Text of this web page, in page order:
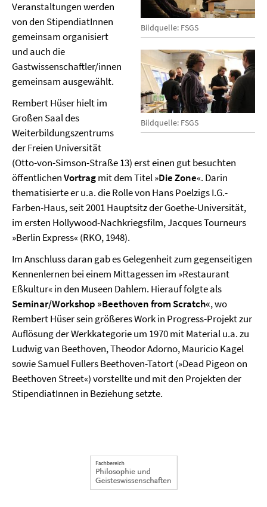
Bildquelle: FSGS
Bildquelle: FSGS
Veranstaltungen werden
von den StipendiatInnen
gemeinsam organisiert
und auch die
Gastwissenschaftler/innen
gemeinsam ausgewählt.
Rembert Hüser hielt im
Großen Saal des
Weiterbildungszentrums
der Freien Universität
(Otto-von-Simson-Straße 13) erst einen gut besuchten
öffentlichenVortragmit dem Titel »Die Zone«. Darin
thematisierte er u.a. die Rolle von Hans Poelzigs I.G.-
Farben-Haus, seit 2001 Hauptsitz der Goethe-Universität,
im ersten Hollywood-Nachkriegsfilm, Jacques Tourneurs
»Berlin Express« (RKO, 1948).
Im Anschluss daran gab es Gelegenheit zum gegenseitigen
Kennenlernen bei einem Mittagessen im »Restaurant
Eßkultur« in den Museen Dahlem. Hierauf folgte als
Seminar/Workshop »Beethoven from Scratch«, wo
Rembert Hüser sein größeres Work in Progress-Projekt zur
Auflösung der Werkkategorie um 1970 mit Material u.a. zu
Ludwig van Beethoven, Theodor Adorno, Mauricio Kagel
sowie Samuel Fullers Beethoven-Tatort (»Dead Pigeon on
Beethoven Street«) vorstellte und mit den Projekten der
StipendiatInnen in Beziehung setzte.